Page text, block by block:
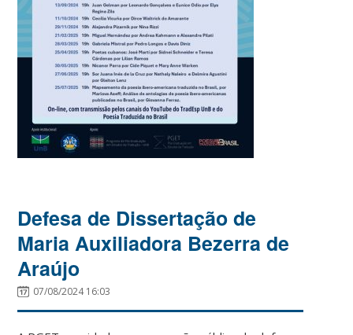
Defesa de Dissertação de
Maria Auxiliadora Bezerra de
Araújo
07/08/2024 16:03